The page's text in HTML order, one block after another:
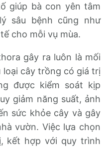
giúp bà con yên tâm
sâu bệnh cũng như
cho mỗi vụ mùa.
gây ra luôn là mối
loại cây trồng có giá trị
được kiểm soát kịp
giảm năng suất, ảnh
sức khỏe cây và gây
vườn. Việc lựa chọn
kết hợp với quy trình